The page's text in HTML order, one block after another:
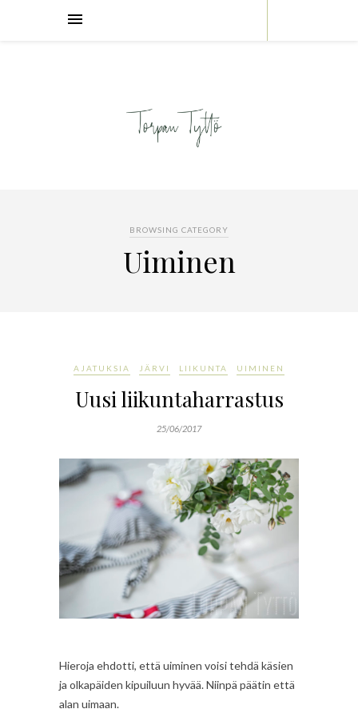
BROWSING CATEGORY
Uiminen
AJATUKSIA JÄRVI LIIKUNTA UIMINEN
Uusi liikuntaharrastus
25/06/2017
Hieroja ehdotti, että uiminen voisi tehdä käsien
ja olkapäiden kipuiluun hyvää. Niinpä päätin että
alan uimaan.